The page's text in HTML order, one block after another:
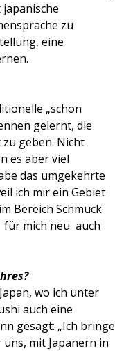
zu
eine
„schon
gelernt, die
geben. Nicht
es aber viel
das umgekehrte
ich mir ein Gebiet
Bereich Schmuck
mich neu  auch
wo ich unter
auch eine
gesagt: „Ich bringe
mit Japanern in